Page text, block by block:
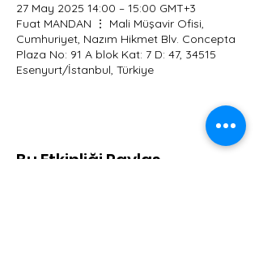
27 May 2025 14:00 – 15:00 GMT+3
Fuat MANDAN ⋮ Mali Müşavir Ofisi,
Cumhuriyet, Nazım Hikmet Blv. Concepta
Plaza No: 91 A blok Kat: 7 D: 47, 34515
Esenyurt/İstanbul, Türkiye
Bu Etkinliği Paylaş